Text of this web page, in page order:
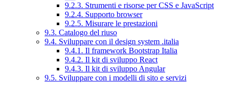
9.2.3. Strumenti e risorse per CSS e JavaScript
9.2.4. Supporto browser
9.2.5. Misurare le prestazioni
9.3. Catalogo del riuso
9.4. Sviluppare con il design system .italia
9.4.1. Il framework Bootstrap Italia
9.4.2. Il kit di sviluppo React
9.4.3. Il kit di sviluppo Angular
9.5. Sviluppare con i modelli di sito e servizi